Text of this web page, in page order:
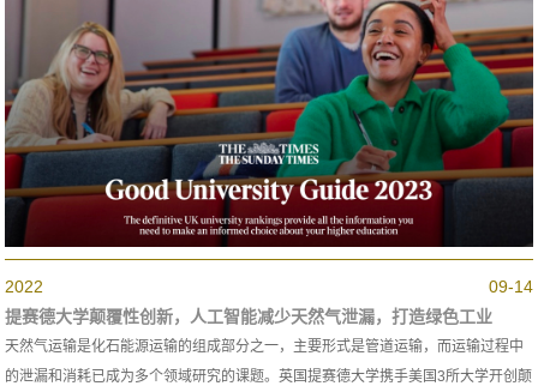
09-14
2022
提赛德大学颠覆性创新，人工智能减少天然气泄漏，打造绿色工业
天然气运输是化石能源运输的组成部分之一，主要形式是管道运输，而运输过程中
的泄漏和消耗已成为多个领域研究的课题。英国提赛德大学携手美国3所大学开创颠